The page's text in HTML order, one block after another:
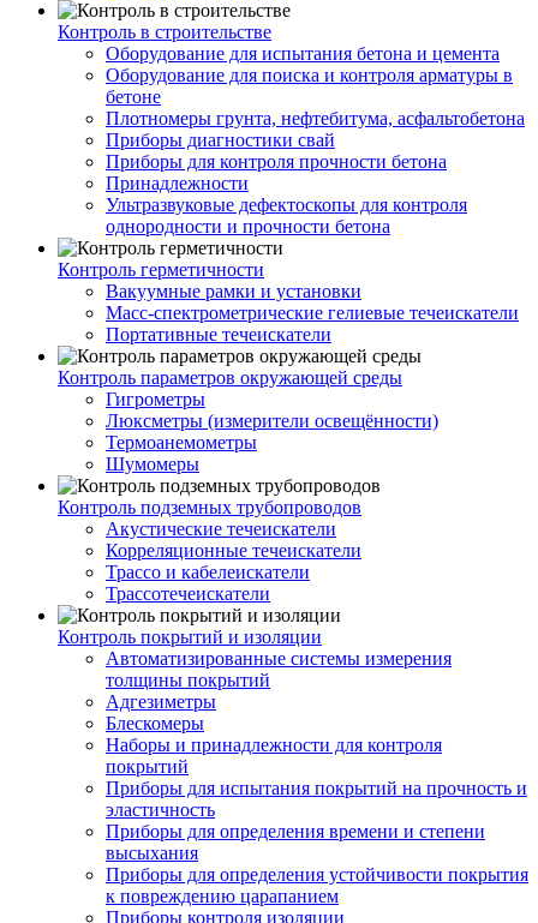
Контроль в строительстве
Оборудование для испытания бетона и цемента
Оборудование для поиска и контроля арматуры в
бетоне
Плотномеры грунта, нефтебитума, асфальтобетона
Приборы диагностики свай
Приборы для контроля прочности бетона
Принадлежности
Ультразвуковые дефектоскопы для контроля
однородности и прочности бетона
Контроль герметичности
Вакуумные рамки и установки
Масс-спектрометрические гелиевые течеискатели
Портативные течеискатели
Контроль параметров окружающей среды
Гигрометры
Люксметры (измерители освещённости)
Термоанемометры
Шумомеры
Контроль подземных трубопроводов
Акустические течеискатели
Корреляционные течеискатели
Трассо и кабелеискатели
Трассотечеискатели
Контроль покрытий и изоляции
Автоматизированные системы измерения
толщины покрытий
Адгезиметры
Блескомеры
Наборы и принадлежности для контроля
покрытий
Приборы для испытания покрытий на прочность и
эластичность
Приборы для определения времени и степени
высыхания
Приборы для определения устойчивости покрытия
к повреждению царапанием
Приборы контроля изоляции